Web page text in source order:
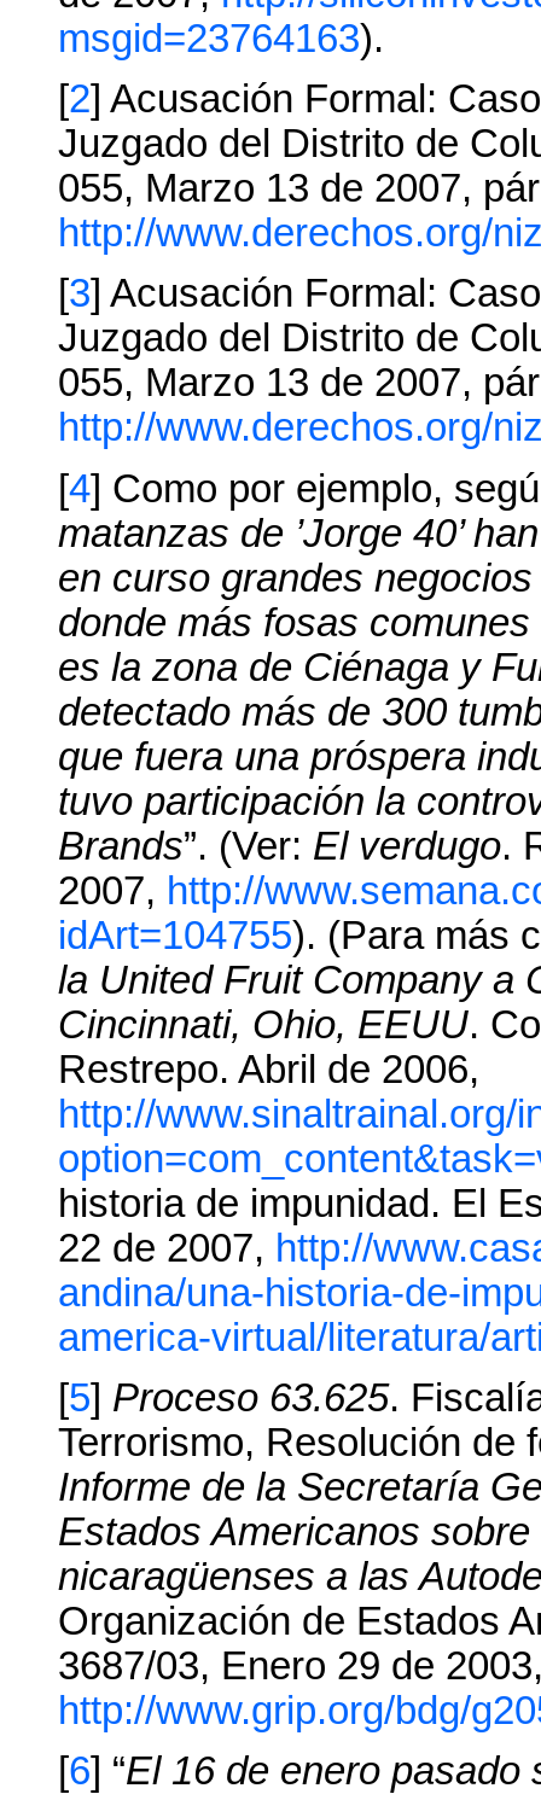
msgid=23764163).
[2] Acusación Formal:
Juzgado del Distrito de
055, Marzo 13 de 2007,
http://www.derechos.org/
[3] Acusación Formal:
Juzgado del Distrito de
055, Marzo 13 de 2007,
http://www.derechos.org/
[4] Como por ejemplo,
matanzas de ’Jorge 40’
en curso grandes
donde más fosas
es la zona de Ciénaga y
detectado más de 300
que fuera una próspera
tuvo participación la
Brands”. (Ver: El verdugo.
2007, http://
idArt=104755). (Para más
la United Fruit Company a
Cincinnati, Ohio, EEUU.
Restrepo. Abril de 2006,
http://www.sinaltrainal.org/
historia de impunidad. El
22 de 2007, http://
andina/una-historia-de-
america-virtual/literatura/
[5] Proceso 63.625.
Terrorismo, Resolución de
Informe de la Secretaría
Estados Americanos
nicaragüenses a las
Organización de Estados
3687/03, Enero 29 de
http://www.grip.org/bdg/
[6] “El 16 de enero pasado